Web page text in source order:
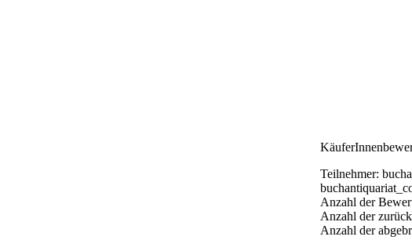
Teilnehmer:
Anzahl der
Anzahl der
Anzahl der